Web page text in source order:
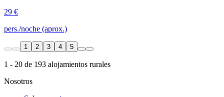
29 €
pers./noche (aprox.)
1 2 3 4 5
1 - 20 de 193 alojamientos rurales
Nosotros